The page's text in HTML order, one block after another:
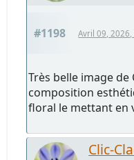
#1198 Avril 09, 2026,
Très belle image
composition
floral le mettant en
Clic-